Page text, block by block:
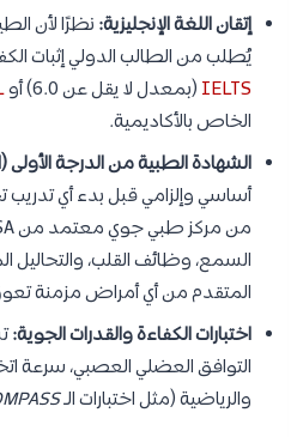
إتقان اللغة الإنجليزية: نظرًا لأن
يُطلب من الطالب الدولي إثبات
IELTS (بمعدل لا يقل عن 6.0) أو
الخاص بالأكاديمية.
الشهادة الطبية من الدرجة الأولى (Class\ 1\ Medical):
أساسي وإلزامي قبل بدء أي
السمع، وظائف القلب، والتحاليل
المتقدم من أي أمراض مزمنة
اختبارات الكفاءة والقدرات الجوية:
التوافق العضلي العصبي، سرعة
والرياضية (مثل اختبارات الـ